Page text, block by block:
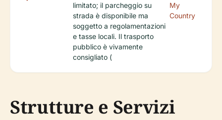
limitato; il parcheggio su
strada è disponibile ma
soggetto a regolamentazioni
e tasse locali. Il trasporto
pubblico è vivamente
consigliato (
My
Country
Strutture e Servizi